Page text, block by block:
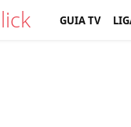
GUIA TV